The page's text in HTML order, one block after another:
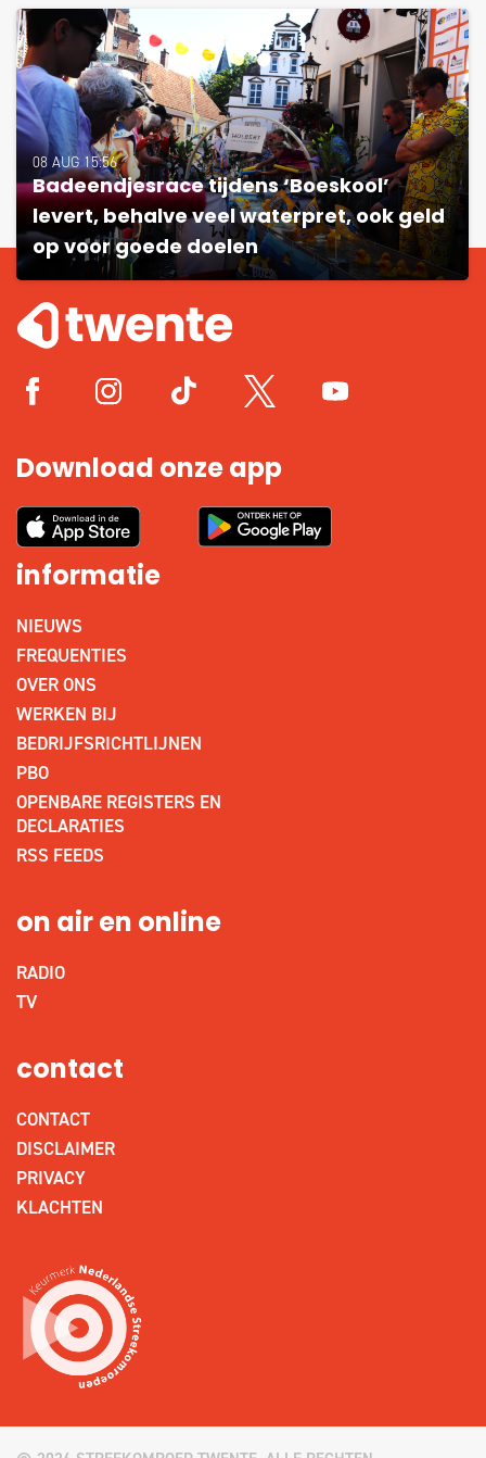
08 AUG 15:56
Badeendjesrace tijdens ‘Boeskool’
levert, behalve veel waterpret, ook geld
op voor goede doelen
Download onze app
informatie
NIEUWS
FREQUENTIES
OVER ONS
WERKEN BIJ
BEDRIJFSRICHTLIJNEN
PBO
OPENBARE REGISTERS EN
DECLARATIES
RSS FEEDS
on air en online
RADIO
TV
contact
CONTACT
DISCLAIMER
PRIVACY
KLACHTEN